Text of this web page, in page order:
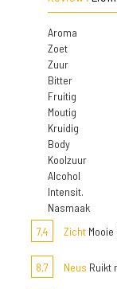
Aroma
Zoet
Zuur
Bitter
Fruitig
Moutig
Kruidig
Body
Koolzuur
Alcohol
Intensit.
Nasmaak
7,4
Zicht
8,7 Neus Ruikt